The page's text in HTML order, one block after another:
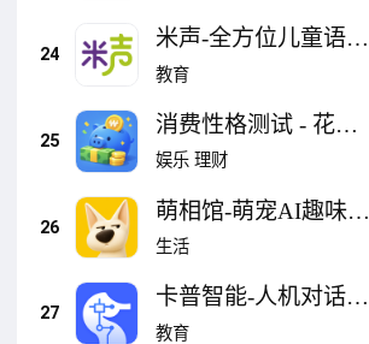
24
米声-全方位儿童语言
康复服务平台
教育
25
消费性格测试 - 花钱
MBTI心理测评
娱乐 理财
26
萌相馆-萌宠AI趣味性
格测评智能分析
生活
27
卡普智能-人机对话|
人才测评|个性化推荐
教育